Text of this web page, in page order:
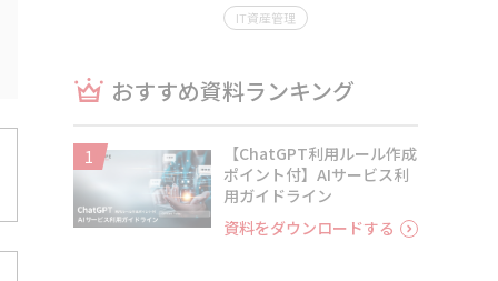
IT資産管理
おすすめ資料ランキング
1
【ChatGPT利用ルール作成
ポイント付】AIサービス利
用ガイドライン
資料をダウンロードする